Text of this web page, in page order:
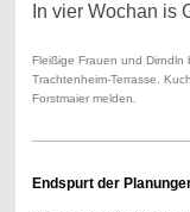
In vier Wochan is
Fleißige Frauen und
Trachtenheim-Terrasse.
Forstmaier melden.
Endspurt der